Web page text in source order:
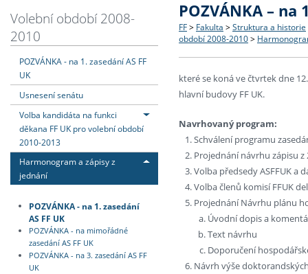
Dozvědět se více
Struktura a historie
Podpora a benefity pro
Absolventi fakulty
Fakultní školy FF UK
Podat přihlášku
Co studovat a jak se
Informace k průběhu
Dozvědět se více
Bakalářské a magisterské
Rigorózní řízení
Dozvědět se více
O vědě a výzkumu na FF
Granty a projekty
Dozvědět se více
Aktuální nabídky a
Přijíždějící studenti
Vyjíždějící zaměstnanci
Volební období 2008-
2010
POZVÁNKA - na 1. zasedání AS FF
UK
Usnesení senátu
Volba kandidáta na funkci
děkana FF UK pro volební období
2010-2013
Harmonogram a zápisy z
jednání
POZVÁNKA - na 1. zasedání
AS FF UK
POZVÁNKA - na mimořádné
zasedání AS FF UK
POZVÁNKA - na 3. zasedání AS FF
UK
POZVÁNKA – na
FF > Fakulta > Struktura a historie
období 2008-2010 >
které se koná ve čtvrtek dne
hlavní budovy FF UK.
Navrhovaný program:
Schválení programu
Projednání návrhu zápisu z
Volba předsedy ASFFUK a
Volba členů komisí FFUK
Projednání Návrhu plánu
Úvodní dopis a
Text návrhu
Doporučení
Návrh výše